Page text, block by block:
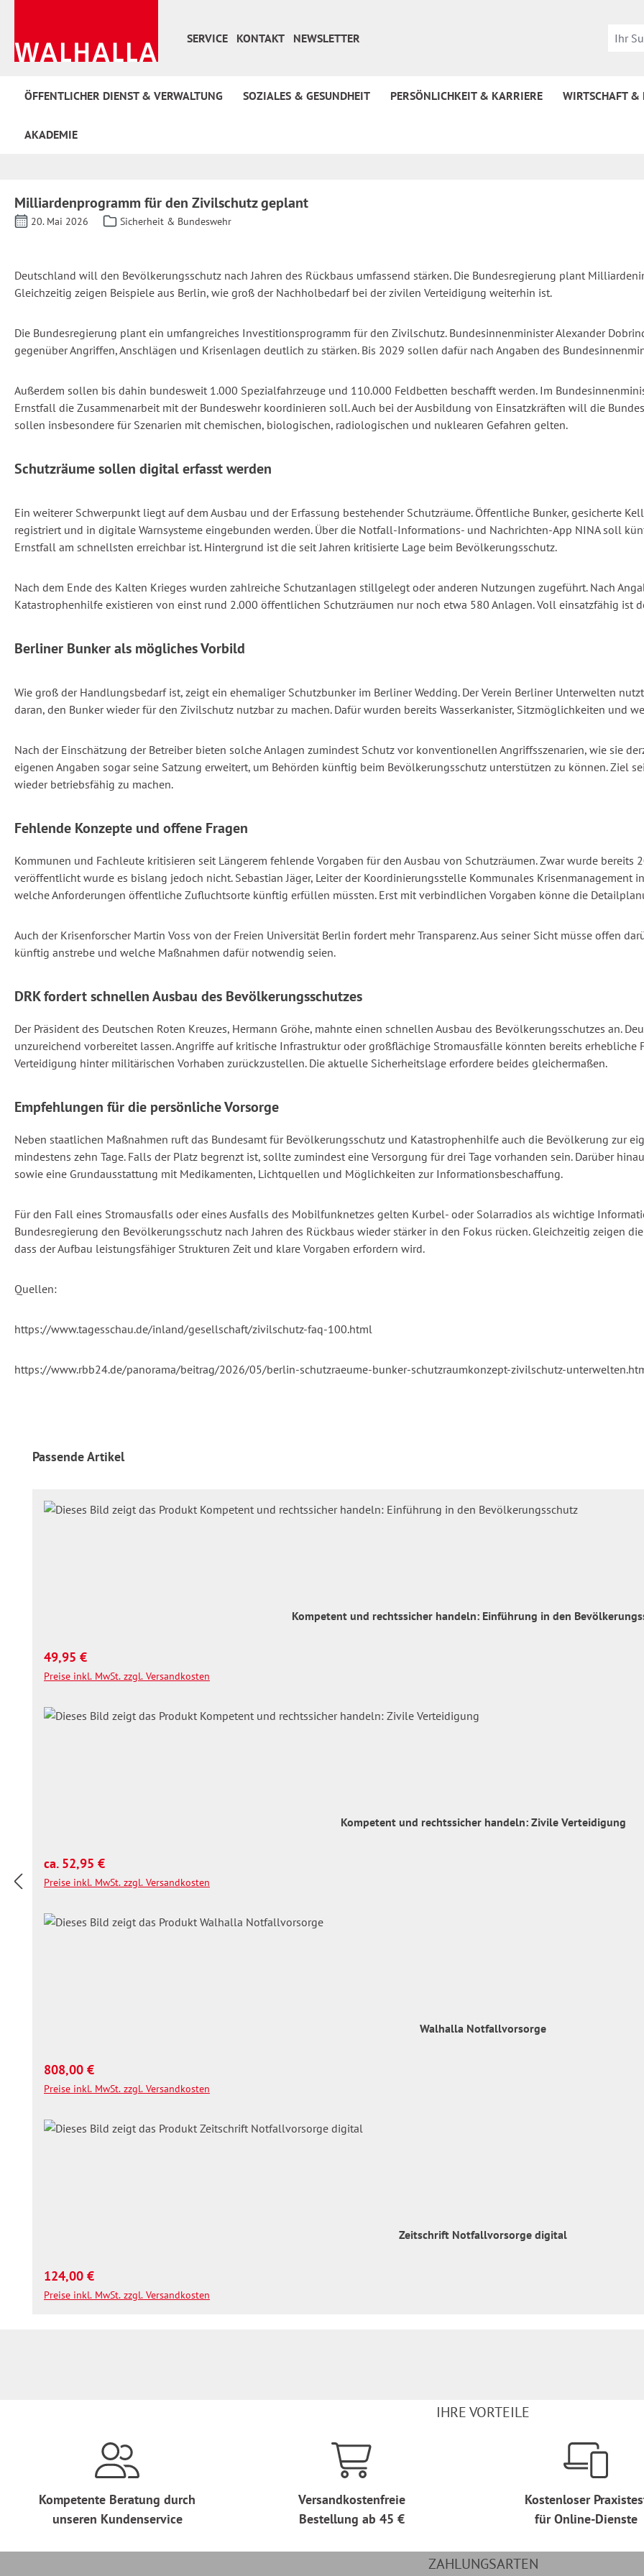
SERVICE
KONTAKT NEWSLETTER
ÖFFENTLICHER DIENST & VERWALTUNG SOZIALES & GESUNDHEIT PERSÖNLICHKEIT & KARRIERE WIRTSCHAFT
AKADEMIE
Milliardenprogramm für den Zivilschutz geplant
20. Mai 2026 Sicherheit & Bundeswehr
Deutschland will den Bevölkerungsschutz nach Jahren des Rückbaus umfassend stärken. Die Bundesregierung plant
Gleichzeitig zeigen Beispiele aus Berlin, wie groß der Nachholbedarf bei der zivilen Verteidigung weiterhin ist.
Die Bundesregierung plant ein umfangreiches Investitionsprogramm für den Zivilschutz. Bundesinnenminister Alexander
gegenüber Angriffen, Anschlägen und Krisenlagen deutlich zu stärken. Bis 2029 sollen dafür nach Angaben des
Außerdem sollen bis dahin bundesweit 1.000 Spezialfahrzeuge und 110.000 Feldbetten beschafft werden. Im
Ernstfall die Zusammenarbeit mit der Bundeswehr koordinieren soll. Auch bei der Ausbildung von Einsatzkräften will die
sollen insbesondere für Szenarien mit chemischen, biologischen, radiologischen und nuklearen Gefahren gelten.
Schutzräume sollen digital erfasst werden
Ein weiterer Schwerpunkt liegt auf dem Ausbau und der Erfassung bestehender Schutzräume. Öffentliche Bunker, gesicherte
registriert und in digitale Warnsysteme eingebunden werden. Über die Notfall-Informations- und Nachrichten-App NINA soll
Ernstfall am schnellsten erreichbar ist. Hintergrund ist die seit Jahren kritisierte Lage beim Bevölkerungsschutz.
Nach dem Ende des Kalten Krieges wurden zahlreiche Schutzanlagen stillgelegt oder anderen Nutzungen zugeführt. Nach
Katastrophenhilfe existieren von einst rund 2.000 öffentlichen Schutzräumen nur noch etwa 580 Anlagen. Voll einsatzfähig ist
Berliner Bunker als mögliches Vorbild
Wie groß der Handlungsbedarf ist, zeigt ein ehemaliger Schutzbunker im Berliner Wedding. Der Verein Berliner Unterwelten
daran, den Bunker wieder für den Zivilschutz nutzbar zu machen. Dafür wurden bereits Wasserkanister, Sitzmöglichkeiten und
Nach der Einschätzung der Betreiber bieten solche Anlagen zumindest Schutz vor konventionellen Angriffsszenarien, wie sie
eigenen Angaben sogar seine Satzung erweitert, um Behörden künftig beim Bevölkerungsschutz unterstützen zu können. Ziel
wieder betriebsfähig zu machen.
Fehlende Konzepte und offene Fragen
Kommunen und Fachleute kritisieren seit Längerem fehlende Vorgaben für den Ausbau von Schutzräumen. Zwar wurde
veröffentlicht wurde es bislang jedoch nicht. Sebastian Jäger, Leiter der Koordinierungsstelle Kommunales Krisenmanagement
welche Anforderungen öffentliche Zufluchtsorte künftig erfüllen müssten. Erst mit verbindlichen Vorgaben könne die
Auch der Krisenforscher Martin Voss von der Freien Universität Berlin fordert mehr Transparenz. Aus seiner Sicht müsse offen
künftig anstrebe und welche Maßnahmen dafür notwendig seien.
DRK fordert schnellen Ausbau des Bevölkerungsschutzes
Der Präsident des Deutschen Roten Kreuzes, Hermann Gröhe, mahnte einen schnellen Ausbau des Bevölkerungsschutzes an.
unzureichend vorbereitet lassen. Angriffe auf kritische Infrastruktur oder großflächige Stromausfälle könnten bereits erhebliche
Verteidigung hinter militärischen Vorhaben zurückzustellen. Die aktuelle Sicherheitslage erfordere beides gleichermaßen.
Empfehlungen für die persönliche Vorsorge
Neben staatlichen Maßnahmen ruft das Bundesamt für Bevölkerungsschutz und Katastrophenhilfe auch die Bevölkerung zur
mindestens zehn Tage. Falls der Platz begrenzt ist, sollte zumindest eine Versorgung für drei Tage vorhanden sein. Darüber
sowie eine Grundausstattung mit Medikamenten, Lichtquellen und Möglichkeiten zur Informationsbeschaffung.
Für den Fall eines Stromausfalls oder eines Ausfalls des Mobilfunknetzes gelten Kurbel- oder Solarradios als wichtige
Bundesregierung den Bevölkerungsschutz nach Jahren des Rückbaus wieder stärker in den Fokus rücken. Gleichzeitig zeigen
dass der Aufbau leistungsfähiger Strukturen Zeit und klare Vorgaben erfordern wird.
Quellen:
https://www.tagesschau.de/inland/gesellschaft/zivilschutz-faq-100.html
https://www.rbb24.de/panorama/beitrag/2026/05/berlin-schutzraeume-bunker-schutzraumkonzept-zivilschutz-
Produktgalerie überspringen
Passende Artikel
Kompetent und rechtssicher handeln: Einführung in den
Regulärer Preis:
49,95 €
Preise inkl. MwSt. zzgl. Versandkosten
Kompetent und rechtssicher handeln: Zivile Verteidigung
Regulärer Preis:
ca. 52,95 €
Preise inkl. MwSt. zzgl. Versandkosten
Walhalla Notfallvorsorge
Regulärer Preis:
808,00 €
Preise inkl. MwSt. zzgl. Versandkosten
Zeitschrift Notfallvorsorge digital
Regulärer Preis:
124,00 €
Preise inkl. MwSt. zzgl. Versandkosten
IHRE VORTEILE
Kompetente Beratung durch
unseren Kundenservice
Versandkostenfreie
Bestellung ab 45 €
Kostenloser
für Online-Dienste
ZAHLUNGSARTEN